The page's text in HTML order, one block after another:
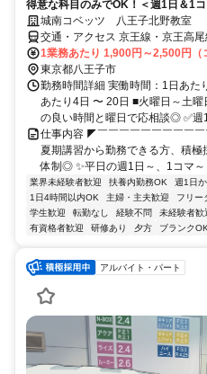
得意な科目のみでOK！＜週1日＆1
城南コベッツ 八王子北野教室
交通・アクセス 京王線・京王高
1業務あたり 1,900円～2,500円（
東京都八王子市
勤務時間詳細 実働時間：1日あた
あたり4日 〜 20日 ■火曜日～土
の良い時間と曜日で応相談◎ ✅週
仕事内容 ◤￣￣￣￣￣￣￣￣￣
夏期講習から勤務できる方、積
体制◎ ✨平日の週1日～、1コマ～
業界未経験者歓迎 扶養内勤務OK 週1日
1日4時間以内OK
主婦・主夫歓迎 フリー
学生歓迎
転勤なし 経験不問 未経験者歓
有資格者歓迎
研修あり 夕方 ブランク
アルバイト・パート